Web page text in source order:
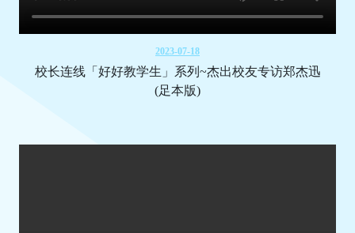
2023-07-18
校长连线「好好教学生」系列~杰出校友专访郑杰迅
(足本版)